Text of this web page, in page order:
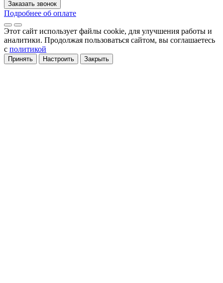
Заказать звонок
Подробнее об оплате
Этот сайт использует файлы cookie, для улучшения работы и
аналитики. Продолжая пользоваться сайтом, вы соглашаетесь
с политикой
Принять Настроить Закрыть